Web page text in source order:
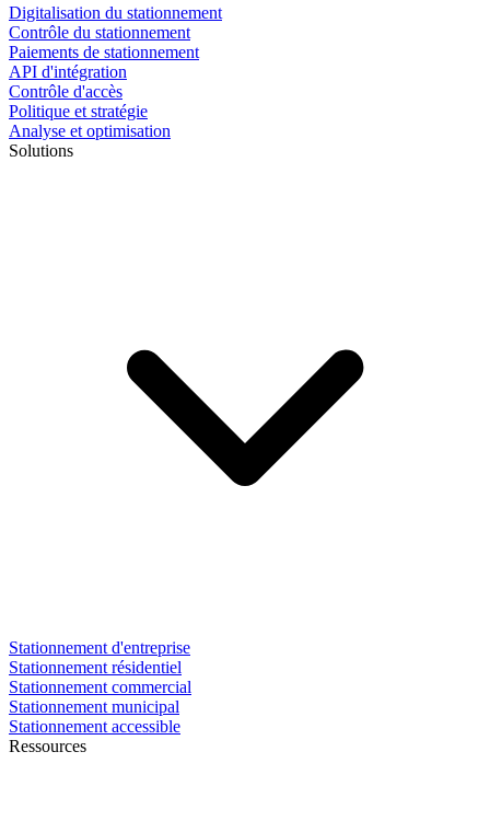
Digitalisation du stationnement
Contrôle du stationnement
Paiements de stationnement
API d'intégration
Contrôle d'accès
Politique et stratégie
Analyse et optimisation
Solutions
Stationnement d'entreprise
Stationnement résidentiel
Stationnement commercial
Stationnement municipal
Stationnement accessible
Ressources